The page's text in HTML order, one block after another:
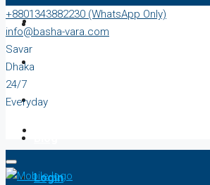
About
Start Earning
Login
+8801343882230 (WhatsApp Only)
info@basha-vara.com
Savar
Dhaka
24/7
Everyday